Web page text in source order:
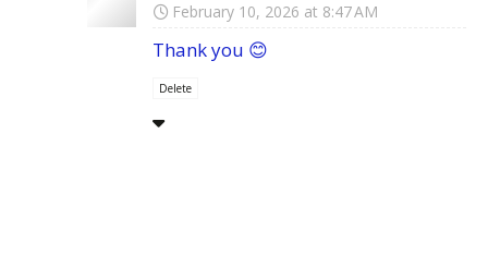
February 10, 2026 at 8:47 AM
Thank you 😊
Delete